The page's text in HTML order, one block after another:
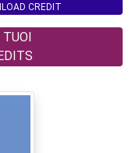
CREDIT
TUOI